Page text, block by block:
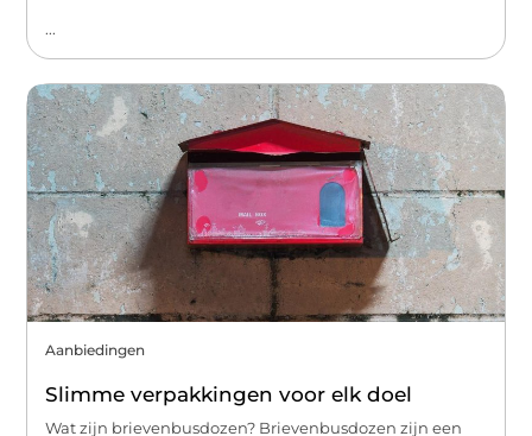
...
Aanbiedingen
Slimme verpakkingen voor elk doel
Wat zijn brievenbusdozen? Brievenbusdozen zijn een